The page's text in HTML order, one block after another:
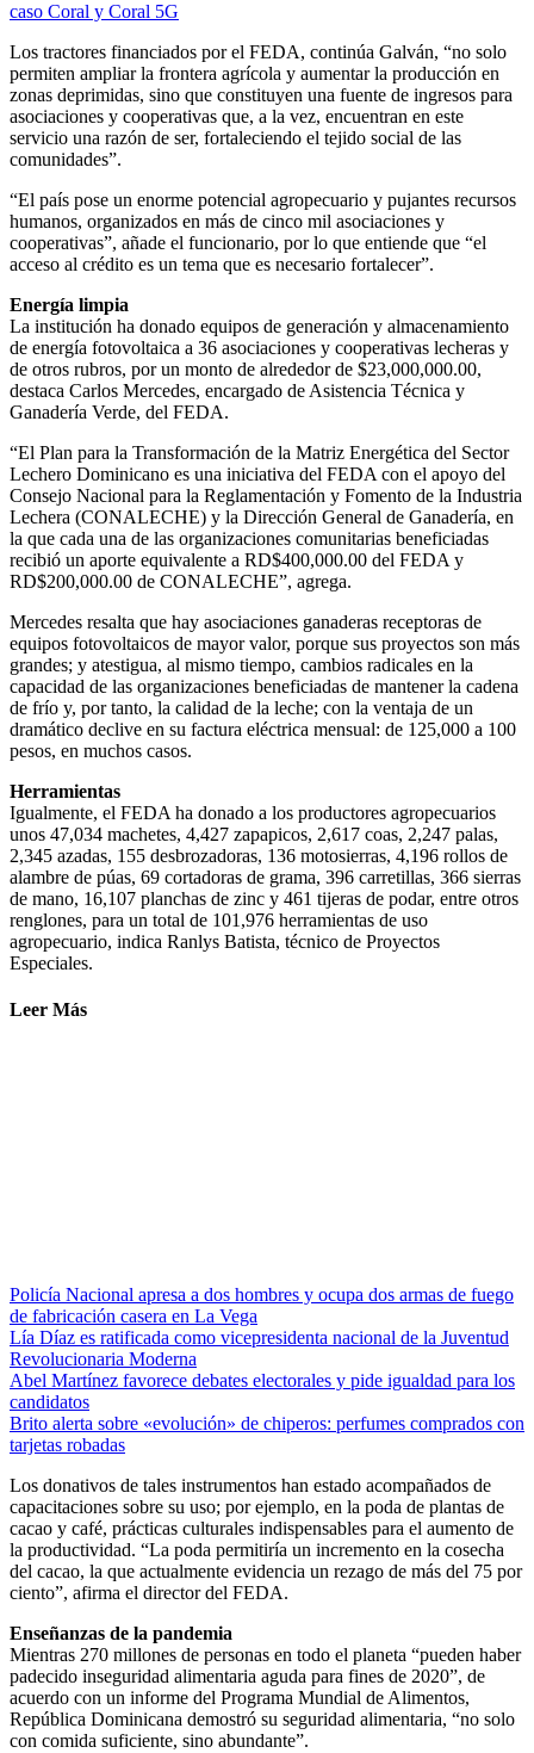
caso Coral y Coral 5G
Los tractores financiados por el FEDA, continúa Galván, “no solo
permiten ampliar la frontera agrícola y aumentar la producción en
zonas deprimidas, sino que constituyen una fuente de ingresos para
asociaciones y cooperativas que, a la vez, encuentran en este
servicio una razón de ser, fortaleciendo el tejido social de las
comunidades”.
“El país pose un enorme potencial agropecuario y pujantes recursos
humanos, organizados en más de cinco mil asociaciones y
cooperativas”, añade el funcionario, por lo que entiende que “el
acceso al crédito es un tema que es necesario fortalecer”.
Energía limpia
La institución ha donado equipos de generación y almacenamiento
de energía fotovoltaica a 36 asociaciones y cooperativas lecheras y
de otros rubros, por un monto de alrededor de $23,000,000.00,
destaca Carlos Mercedes, encargado de Asistencia Técnica y
Ganadería Verde, del FEDA.
“El Plan para la Transformación de la Matriz Energética del Sector
Lechero Dominicano es una iniciativa del FEDA con el apoyo del
Consejo Nacional para la Reglamentación y Fomento de la Industria
Lechera (CONALECHE) y la Dirección General de Ganadería, en
la que cada una de las organizaciones comunitarias beneficiadas
recibió un aporte equivalente a RD$400,000.00 del FEDA y
RD$200,000.00 de CONALECHE”, agrega.
Mercedes resalta que hay asociaciones ganaderas receptoras de
equipos fotovoltaicos de mayor valor, porque sus proyectos son más
grandes; y atestigua, al mismo tiempo, cambios radicales en la
capacidad de las organizaciones beneficiadas de mantener la cadena
de frío y, por tanto, la calidad de la leche; con la ventaja de un
dramático declive en su factura eléctrica mensual: de 125,000 a 100
pesos, en muchos casos.
Herramientas
Igualmente, el FEDA ha donado a los productores agropecuarios
unos 47,034 machetes, 4,427 zapapicos, 2,617 coas, 2,247 palas,
2,345 azadas, 155 desbrozadoras, 136 motosierras, 4,196 rollos de
alambre de púas, 69 cortadoras de grama, 396 carretillas, 366 sierras
de mano, 16,107 planchas de zinc y 461 tijeras de podar, entre otros
renglones, para un total de 101,976 herramientas de uso
agropecuario, indica Ranlys Batista, técnico de Proyectos
Especiales.
Leer Más
Policía Nacional apresa a dos hombres y ocupa dos armas de fuego
de fabricación casera en La Vega
Lía Díaz es ratificada como vicepresidenta nacional de la Juventud
Revolucionaria Moderna
Abel Martínez favorece debates electorales y pide igualdad para los
candidatos
Brito alerta sobre «evolución» de chiperos: perfumes comprados con
tarjetas robadas
Los donativos de tales instrumentos han estado acompañados de
capacitaciones sobre su uso; por ejemplo, en la poda de plantas de
cacao y café, prácticas culturales indispensables para el aumento de
la productividad. “La poda permitiría un incremento en la cosecha
del cacao, la que actualmente evidencia un rezago de más del 75 por
ciento”, afirma el director del FEDA.
Enseñanzas de la pandemia
Mientras 270 millones de personas en todo el planeta “pueden haber
padecido inseguridad alimentaria aguda para fines de 2020”, de
acuerdo con un informe del Programa Mundial de Alimentos,
República Dominicana demostró su seguridad alimentaria, “no solo
con comida suficiente, sino abundante”.